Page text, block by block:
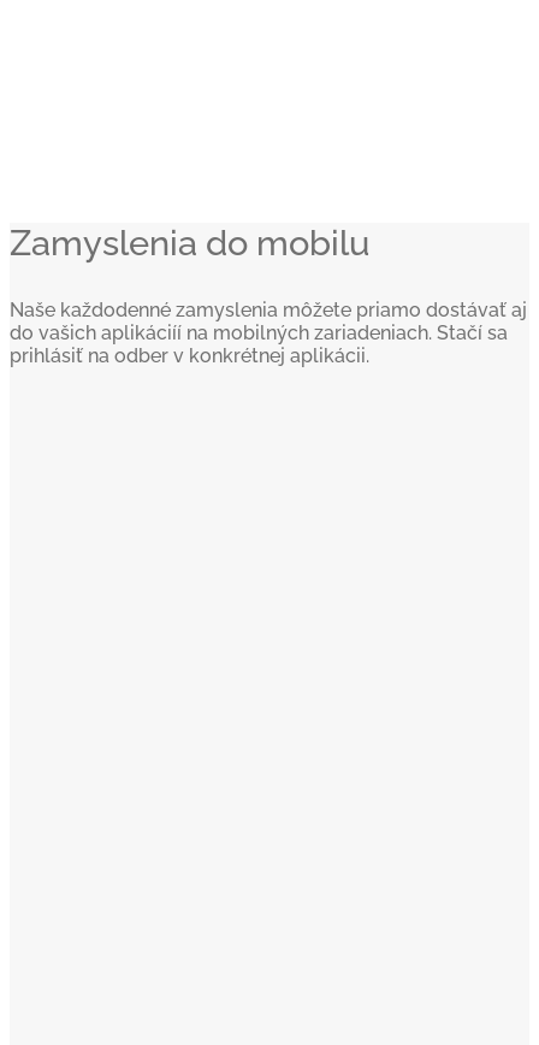
Zamyslenia do mobilu
Naše každodenné zamyslenia môžete priamo dostávať aj
do vašich aplikáciíí na mobilných zariadeniach. Stačí sa
prihlásiť na odber v konkrétnej aplikácii.